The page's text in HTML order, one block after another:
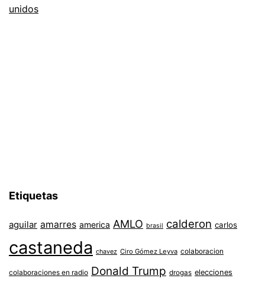
unidos
Etiquetas
aguilar amarres america AMLO brasil calderon carlos
castaneda chavez Ciro Gómez Leyva colaboracion
colaboraciones en radio Donald Trump drogas elecciones